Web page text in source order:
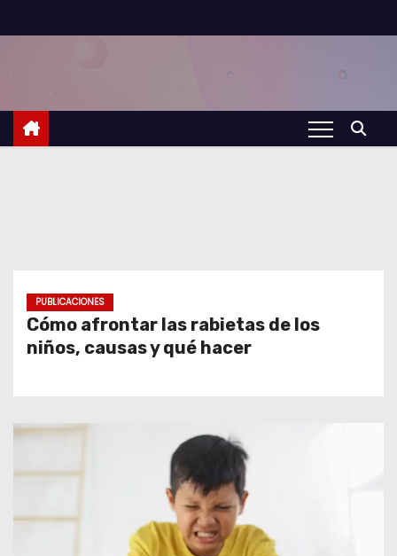
a
r
PUBLICACIONES
Cómo afrontar las rabietas de los
niños, causas y qué hacer